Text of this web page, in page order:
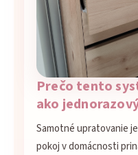
Prečo tento
ako
Samotné upratovanie
pokoj v domácnosti